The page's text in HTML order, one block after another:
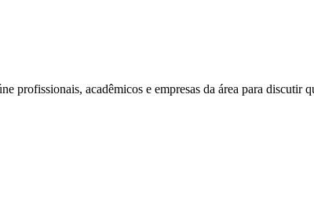
acadêmicos e empresas da área para discutir